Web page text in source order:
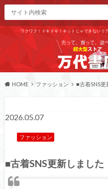
ワクワク！ドキドキ！ネットじゃできないリ
HOME ファッション ■古着SNS
2026.05.07
ファッション
■古着SNS更新しました